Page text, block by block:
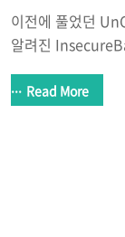
이전에 풀었던
알려진
선 이전에 포스팅
Read More